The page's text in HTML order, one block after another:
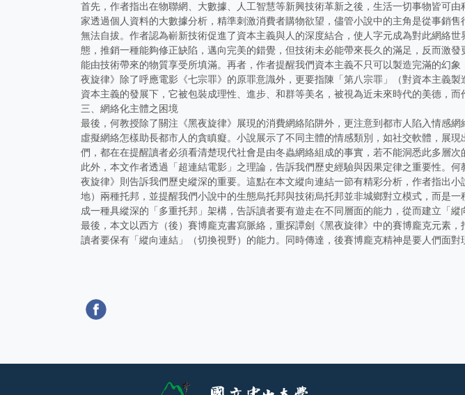
首先，作者指出在物聯網、大數據、人工智慧等新興技術革新之後，生活一切事物皆可
家透過個人資料的大數據分析，精準刺激消費者購物欲望，儘管小說中的主角是從事銷
無法自拔。作者認為嶄新技術促進了資本主義與人的深度結合，使人字元成為對此網絡
態，推銷一種能夠修正缺陷，邁向完美的錯覺，但技術未必能帶來長久的滿足，反而激
能由技術帶來的物質享受所填滿。再者，作者提醒我們資本主義不只可以製造完滿的幻
夜旋律》除了呼應電影《七宗罪》的原罪意識外，更要指陳「第八宗罪」（對資本主義
資本主義的發展下，它被包裝成理性、進步、和群等美名，被視為近未來時代的美德，
三、網絡化主體之困境
最後，何教授除了關注《黑夜旋律》展現的消費網絡陷阱外，更注意到都市人陷入情感
虛擬網絡怎樣助長都市人的貪瞋癡。小說展示了不同主體的情感類別，如社交軟體，展
們，都在在提醒讀者必須看清楚現代社會是由冬蟲網絡組成的事實，若不能洞悉此多層
此外，本文作者透過「超連結電影」之理論，告訴我們歷史經驗與因果定律之重要性。
夜旋律》則告訴我們歷史縱深的重要。這點在本文縱向連結一節有精彩分析，作者指出
地）兩種托邦，並提醒我們小說中的生態烏托邦與技術烏托邦並非城鄉對立模式，而是
成一種具縱深的「多重托邦」架構，告訴讀者要有遊走在不同層面的能力，從而建立「
最後，本文以西方（後）賽博龐克書寫脈絡，重探譚劍《黑夜旋律》中的賽博龐克元素
讀者要保有「縱向連結」（切換視野）的能力。同時傳達，後賽博龐克精神是要人們面